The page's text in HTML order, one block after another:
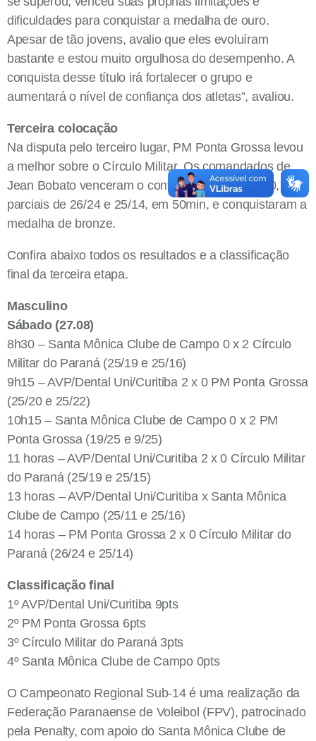
dificuldades para conquistar a medalha de ouro.
Apesar de tão jovens, avalio que eles evoluíram
bastante e estou muito orgulhosa do desempenho. A
conquista desse título irá fortalecer o grupo e
aumentará o nível de confiança dos atletas”, avaliou.
Terceira colocação
Na disputa pelo terceiro lugar, PM Ponta Grossa levou
a melhor sobre o Círculo Militar. Os comandados de
Jean Bobato venceram o confronto por 2 sets a 0, com
parciais de 26/24 e 25/14, em 50min, e conquistaram a
medalha de bronze.
Confira abaixo todos os resultados e a classificação
final da terceira etapa.
Masculino
Sábado (27.08)
8h30 – Santa Mônica Clube de Campo 0 x 2 Círculo
Militar do Paraná (25/19 e 25/16)
9h15 – AVP/Dental Uni/Curitiba 2 x 0 PM Ponta Grossa
(25/20 e 25/22)
10h15 – Santa Mônica Clube de Campo 0 x 2 PM
Ponta Grossa (19/25 e 9/25)
11 horas – AVP/Dental Uni/Curitiba 2 x 0 Círculo Militar
do Paraná (25/19 e 25/15)
13 horas – AVP/Dental Uni/Curitiba x Santa Mônica
Clube de Campo (25/11 e 25/16)
14 horas – PM Ponta Grossa 2 x 0 Círculo Militar do
Paraná (26/24 e 25/14)
Classificação final
1º AVP/Dental Uni/Curitiba 9pts
2º PM Ponta Grossa 6pts
3º Círculo Militar do Paraná 3pts
4º Santa Mônica Clube de Campo 0pts
O Campeonato Regional Sub-14 é uma realização da
Federação Paranaense de Voleibol (FPV), patrocinado
pela Penalty, com apoio do Santa Mônica Clube de